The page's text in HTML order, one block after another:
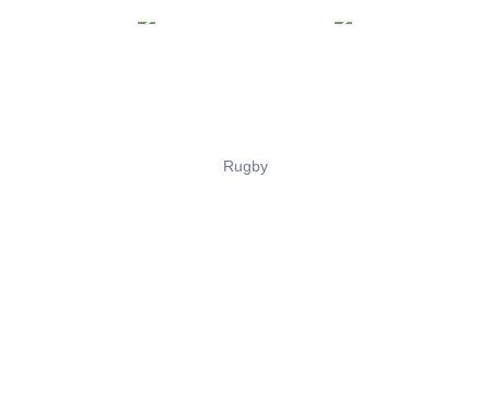
Rugby